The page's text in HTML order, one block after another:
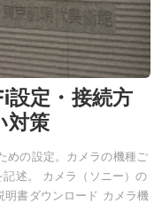
設定・接続方
対策
めの設定。カメラの機種ご
述。 カメラ（ソニー）の
書ダウンロード カメラ機